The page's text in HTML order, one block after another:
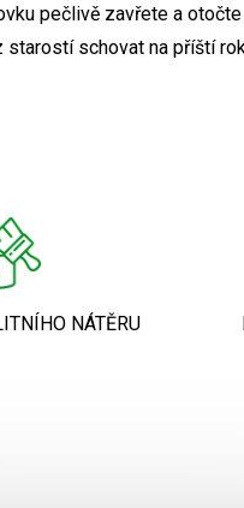
pečlivě zavřete a
schovat na příští
NÁTĚRU